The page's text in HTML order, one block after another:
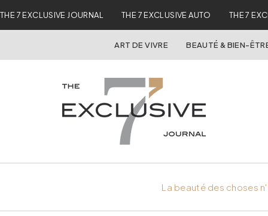
THE 7 EXCLUSIVE JOURNAL THE 7 EXCLUSIVE AUTO THE 7
ART DE VIVRE BEAUTÉ & BIEN-
La beauté des choses